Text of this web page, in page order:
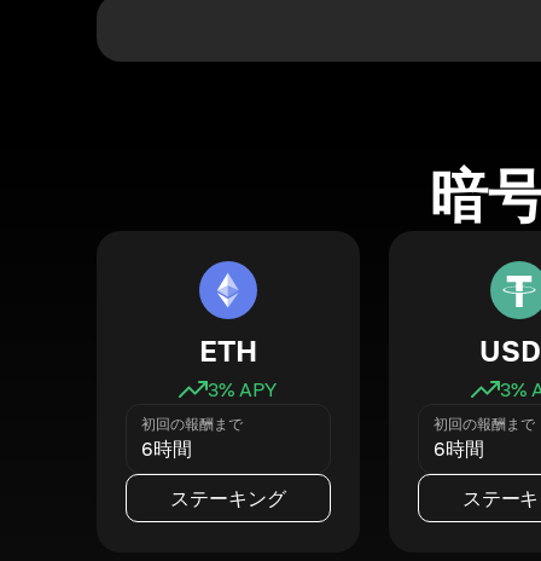
暗
ETH
3% APY
初回の報酬まで
6時間
ステーキング
3%
初回の報酬まで
6時間
ステー